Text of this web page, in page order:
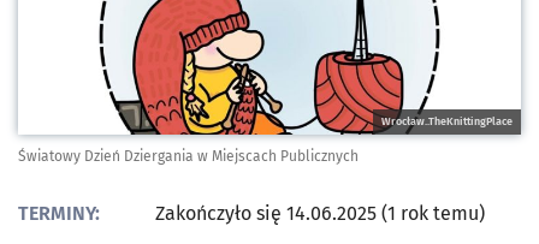
Wrocław..TheKnittingPlace
Światowy Dzień Dziergania w Miejscach Publicznych
TERMINY:
Zakończyło się 14.06.2025 (1 rok temu)